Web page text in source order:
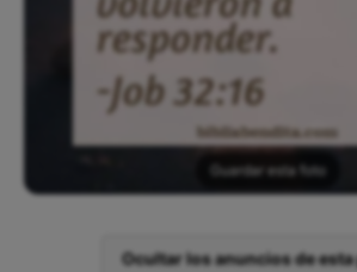
Guardar esta foto
Ocultar los anuncios de